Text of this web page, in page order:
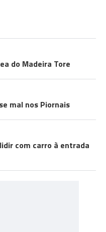
do Madeira Tore
mal nos Piornais
com carro à entrada